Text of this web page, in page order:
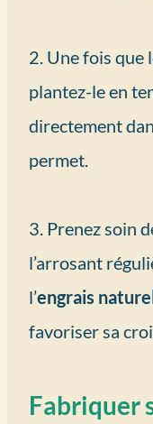
2. Une fois que
plantez-le en
directement
permet.
3. Prenez soin
l’arrosant
l’engrais
favoriser sa
Fabriquer